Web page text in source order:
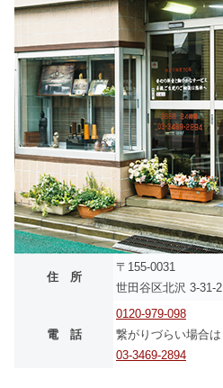
住 所
〒155-0031
世田谷区北沢 3-31-2
電 話
0120-979-098
繋がりづらい場合は
03-3469-2894